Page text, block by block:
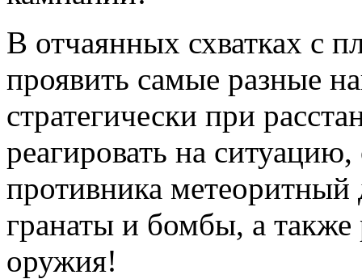
В отчаянных схватках с
проявить самые разные
стратегически при
реагировать на
противника
гранаты и бомбы, а
оружия!